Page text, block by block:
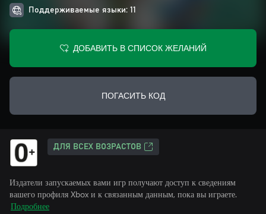
Поддерживаемые языки: 11
ДОБАВИТЬ В СПИСОК ЖЕЛАНИЙ
ПОГАСИТЬ КОД
ДЛЯ ВСЕХ ВОЗРАСТОВ
Издатели запускаемых вами игр получают доступ к сведениям
вашего профиля Xbox и к связанным данным, пока вы играете.
Подробнее